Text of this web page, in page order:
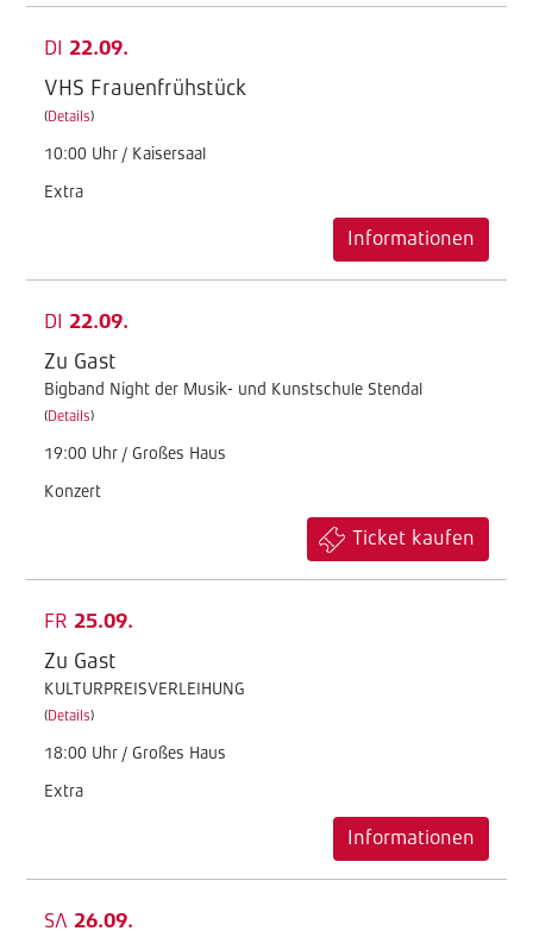
DI 22.09.
VHS Frauenfrühstück
(Details)
10:00 Uhr / Kaisersaal
Extra
Informationen
DI 22.09.
Zu Gast
Bigband Night der Musik- und Kunstschule Stendal
(Details)
19:00 Uhr / Großes Haus
Konzert
Ticket kaufen
FR 25.09.
Zu Gast
KULTURPREISVERLEIHUNG
(Details)
18:00 Uhr / Großes Haus
Extra
Informationen
SA 26.09.